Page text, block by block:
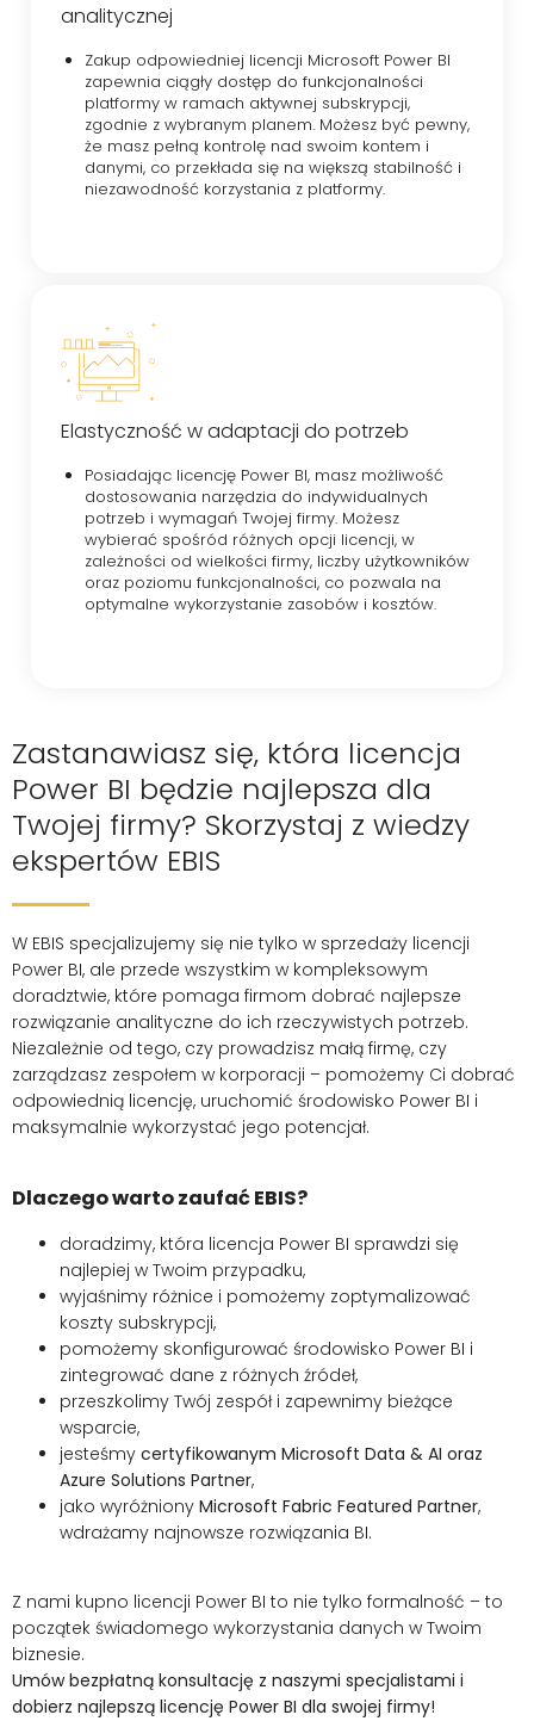
analitycznej
Zakup odpowiedniej licencji Microsoft Power BI
zapewnia ciągły dostęp do funkcjonalności
platformy w ramach aktywnej subskrypcji,
zgodnie z wybranym planem. Możesz być pewny,
że masz pełną kontrolę nad swoim kontem i
danymi, co przekłada się na większą stabilność i
niezawodność korzystania z platformy.
Elastyczność w adaptacji do potrzeb
Posiadając licencję Power BI, masz możliwość
dostosowania narzędzia do indywidualnych
potrzeb i wymagań Twojej firmy. Możesz
wybierać spośród różnych opcji licencji, w
zależności od wielkości firmy, liczby użytkowników
oraz poziomu funkcjonalności, co pozwala na
optymalne wykorzystanie zasobów i kosztów.
Zastanawiasz się, która licencja
Power BI będzie najlepsza dla
Twojej firmy? Skorzystaj z wiedzy
ekspertów EBIS
W EBIS specjalizujemy się nie tylko w sprzedaży licencji
Power BI, ale przede wszystkim w kompleksowym
doradztwie, które pomaga firmom dobrać najlepsze
rozwiązanie analityczne do ich rzeczywistych potrzeb.
Niezależnie od tego, czy prowadzisz małą firmę, czy
zarządzasz zespołem w korporacji – pomożemy Ci dobrać
odpowiednią licencję, uruchomić środowisko Power BI i
maksymalnie wykorzystać jego potencjał.
Dlaczego warto zaufać EBIS?
doradzimy, która licencja Power BI sprawdzi się
najlepiej w Twoim przypadku,
wyjaśnimy różnice i pomożemy zoptymalizować
koszty subskrypcji,
pomożemy skonfigurować środowisko Power BI i
zintegrować dane z różnych źródeł,
przeszkolimy Twój zespół i zapewnimy bieżące
wsparcie,
jesteśmy certyfikowanym Microsoft Data & AI oraz
Azure Solutions Partner,
jako wyróżniony Microsoft Fabric Featured Partner,
wdrażamy najnowsze rozwiązania BI.
Z nami kupno licencji Power BI to nie tylko formalność – to
początek świadomego wykorzystania danych w Twoim
biznesie.
Umów bezpłatną konsultację z naszymi specjalistami i
dobierz najlepszą licencję Power BI dla swojej firmy!